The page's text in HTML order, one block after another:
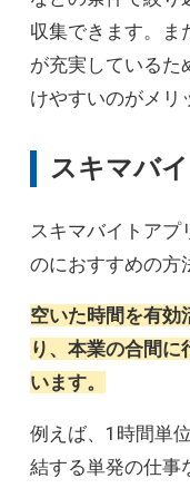
収集できます。ま
が充実しているた
けやすいのがメリ
スキマバ
スキマバイトアプ
のにおすすめの方
空いた時間を有効
り、本業の合間に
います。
例えば、1時間単
結する単発の仕事